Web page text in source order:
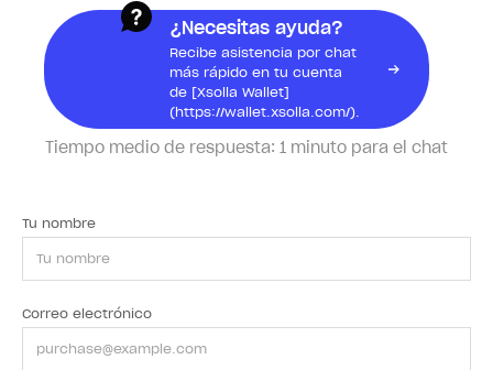
¿Necesitas ayuda?
Recibe asistencia por chat
más rápido en tu cuenta
de [Xsolla Wallet]
(https://wallet.xsolla.com/).
Tiempo medio de respuesta: 1 minuto para el chat
Tu nombre
Correo electrónico